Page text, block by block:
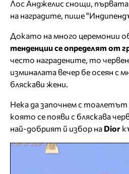
Лос Анджелис снощи,
на наградите, пише
Докато на много церемонии
тенденции се определят от
често наградените, то
изминалата вечер бе осеян с
бляскави жени.
Нека да започнем с тоалетът
която се появи с бляскава
най-добрият й избор на Dior